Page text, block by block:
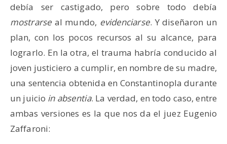
debía ser castigado, pero sobre todo debía
mostrarseal mundo, evidenciarse. Y diseñaron un
plan, con los pocos recursos al su alcance, para
lograrlo. En la otra, el trauma habría conducido al
joven justiciero a cumplir, en nombre de su madre,
una sentencia obtenida en Constantinopla durante
un juicio in absentia. La verdad, en todo caso, entre
ambas versiones es la que nos da el juez Eugenio
Zaffaroni: